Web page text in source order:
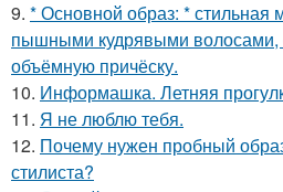
9. * Основной образ: *
пышными кудрявыми волосами,
объёмную причёску.
10. Информашка. Летняя
11. Я не люблю тебя.
12. Почему нужен пробный
стилиста?